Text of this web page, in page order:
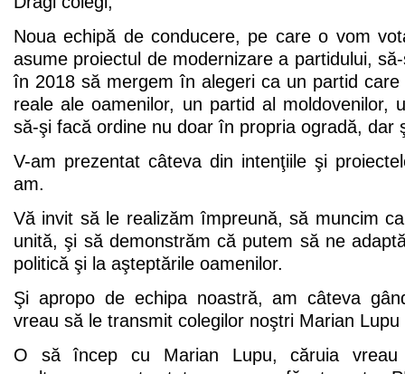
Noua echipă de conducere, pe care o vom
asume proiectul de modernizare a partidului,
în 2018 să mergem în alegeri ca un partid
reale ale oamenilor, un partid al moldovenilor,
să-şi facă ordine nu doar în propria ogradă, dar
V-am prezentat câteva din intenţiile şi
am.
Vă invit să le realizăm împreună, să muncim
unită, şi să demonstrăm că putem să ne
politică şi la aşteptările oamenilor.
Şi apropo de echipa noastră, am câteva
vreau să le transmit colegilor noştri Marian Lupu
O să încep cu Marian Lupu, căruia